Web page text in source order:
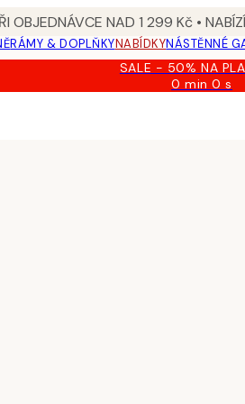
OBJEDNÁVCE NAD 1 299 Kč •
RÁMY & DOPLŇKYNABÍDKYNÁSTĚNNÉ
SALE - 50% NA
0 min0 s
Platné